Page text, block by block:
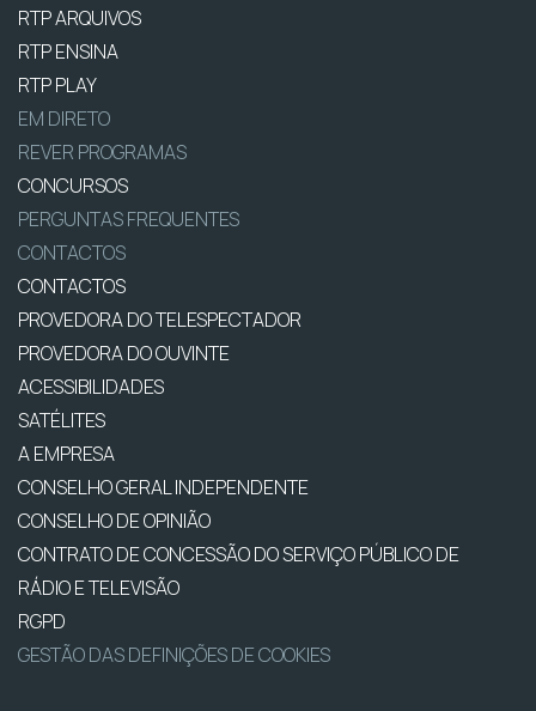
RTP ARQUIVOS
RTP ENSINA
RTP PLAY
EM DIRETO
REVER PROGRAMAS
CONCURSOS
PERGUNTAS FREQUENTES
CONTACTOS
CONTACTOS
PROVEDORA DO TELESPECTADOR
PROVEDORA DO OUVINTE
ACESSIBILIDADES
SATÉLITES
A EMPRESA
CONSELHO GERAL INDEPENDENTE
CONSELHO DE OPINIÃO
CONTRATO DE CONCESSÃO DO SERVIÇO PÚBLICO DE
RÁDIO E TELEVISÃO
RGPD
GESTÃO DAS DEFINIÇÕES DE COOKIES